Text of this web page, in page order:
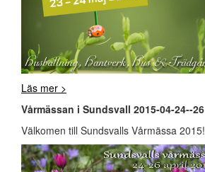
Läs mer >
Vårmässan i Sundsvall 2015-04-24--26
Välkomen till Sundsvalls Vårmässa 2015!